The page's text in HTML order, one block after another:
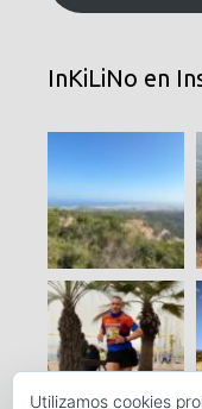
InKiLiNo en
Utilizamos cookies